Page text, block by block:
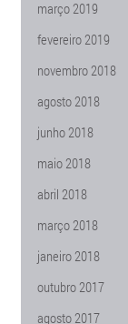
março 2019
fevereiro 2019
novembro 2018
agosto 2018
junho 2018
maio 2018
abril 2018
março 2018
janeiro 2018
outubro 2017
agosto 2017